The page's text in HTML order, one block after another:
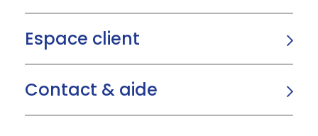
Espace client
Contact & aide